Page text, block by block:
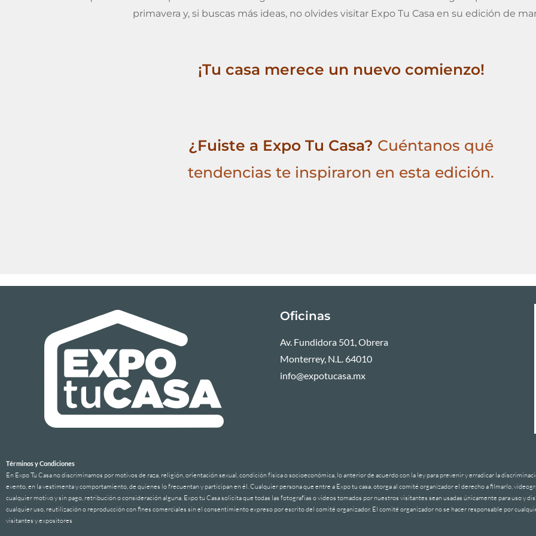
primavera y, si buscas más ideas, no olvides visitar Expo Tu Casa en su edición de
¡Tu casa merece un nuevo comienzo!
¿Fuiste a Expo Tu Casa? Cuéntanos qué
tendencias te inspiraron en esta edición.
Oficinas
Av. Fundidora 501, Obrera
Monterrey, N.L. 64010
info@expotucasa.mx
Términos y Condiciones
En Expo Tu Casa no discriminamos por motivos de raza, religión, orientación sexual, condición física o socioeconómica, lo anterior de acuerdo con la ley para prevenir y erradicar la
evento, en la vestimenta y comportamiento, de quienes lo frecuentan y participan en él. Cualquier persona que entre a Expo tu casa, otorga al comité organizador el derecho a filmarlo,
cualquier motivo y sin pago, retribución o consideración alguna. Expo tu Casa solicita que todas las fotografías o videos tomados por nuestros visitantes sean usadas únicamente para uso y
cualquier uso, reutilización o reproducción con fines comerciales sin el consentimiento expreso por escrito del comité organizador. El comité organizador no se hacer responsable por
visitantes y expositores